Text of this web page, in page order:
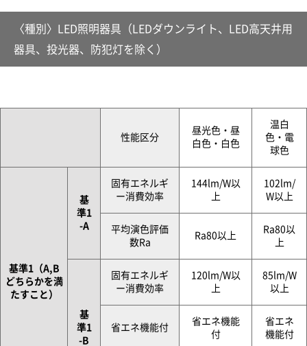
〈種別〉LED照明器具（LEDダウンライト、LED高天井用
器具、投光器、防犯灯を除く）
性能区分
昼光色・昼
白色・白色
温白
色・電
球色
基準1（A,B
どちらかを満
たすこと）
基
準1
-A
固有エネルギ
ー消費効率
144lm/W以
上
102lm/
W以上
平均演色評価
数Ra
Ra80以上
Ra80以
上
基
準1
-B
固有エネルギ
ー消費効率
120lm/W以
上
85lm/W
以上
省エネ機能付
省エネ機能
付
省エネ
機能付